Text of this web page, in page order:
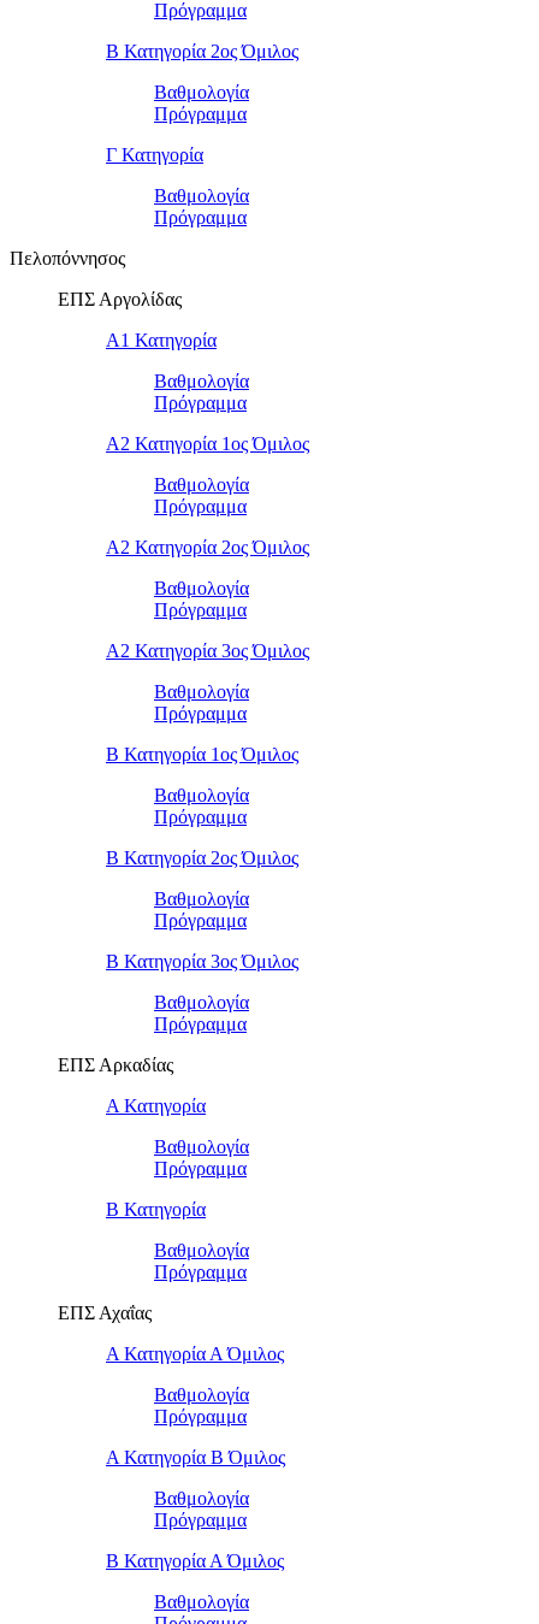
Πρόγραμμα
Β Κατηγορία 2ος Όμιλος
Βαθμολογία
Πρόγραμμα
Γ Κατηγορία
Βαθμολογία
Πρόγραμμα
Πελοπόννησος
ΕΠΣ Αργολίδας
Α1 Κατηγορία
Βαθμολογία
Πρόγραμμα
Α2 Κατηγορία 1ος Όμιλος
Βαθμολογία
Πρόγραμμα
Α2 Κατηγορία 2ος Όμιλος
Βαθμολογία
Πρόγραμμα
Α2 Κατηγορία 3ος Όμιλος
Βαθμολογία
Πρόγραμμα
Β Κατηγορία 1ος Όμιλος
Βαθμολογία
Πρόγραμμα
Β Κατηγορία 2ος Όμιλος
Βαθμολογία
Πρόγραμμα
Β Κατηγορία 3ος Όμιλος
Βαθμολογία
Πρόγραμμα
ΕΠΣ Αρκαδίας
Α Κατηγορία
Βαθμολογία
Πρόγραμμα
Β Κατηγορία
Βαθμολογία
Πρόγραμμα
ΕΠΣ Αχαΐας
Α Κατηγορία Α Όμιλος
Βαθμολογία
Πρόγραμμα
Α Κατηγορία Β Όμιλος
Βαθμολογία
Πρόγραμμα
Β Κατηγορία Α Όμιλος
Βαθμολογία